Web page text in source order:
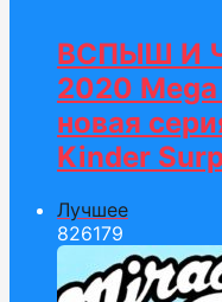
ВСПЫШ И
2020
новая
Kinder
Лучшее
826179